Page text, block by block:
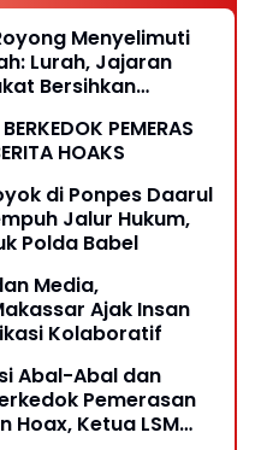
Menyelimuti
Lurah, Jajaran
Bersihkan
PEMERAS
HOAKS
di Ponpes Daarul
Jalur Hukum,
Polda Babel
Media,
Ajak Insan
Kolaboratif
Abal-Abal dan
Pemerasan
Hoax, Ketua LSM